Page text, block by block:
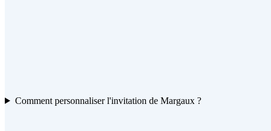
Comment personnaliser l'invitation de Margaux ?